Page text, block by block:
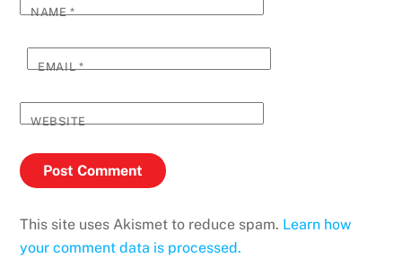
NAME*
EMAIL*
WEBSITE
This site uses Akismet to reduce spam. Learn how
your comment data is processed.